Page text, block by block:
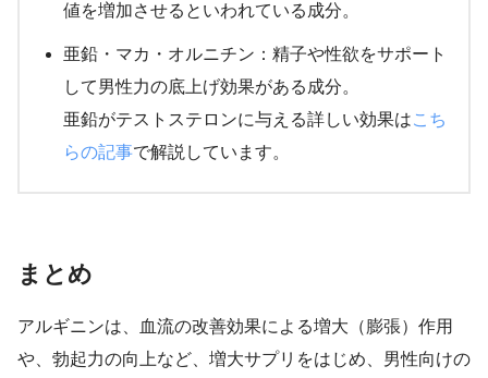
値を増加させるといわれている成分。
亜鉛・マカ・オルニチン：精子や性欲をサポート
して男性力の底上げ効果がある成分。
亜鉛がテストステロンに与える詳しい効果はこち
らの記事で解説しています。
まとめ
アルギニンは、血流の改善効果による増大（膨張）作用
や、勃起力の向上など、増大サプリをはじめ、男性向けの